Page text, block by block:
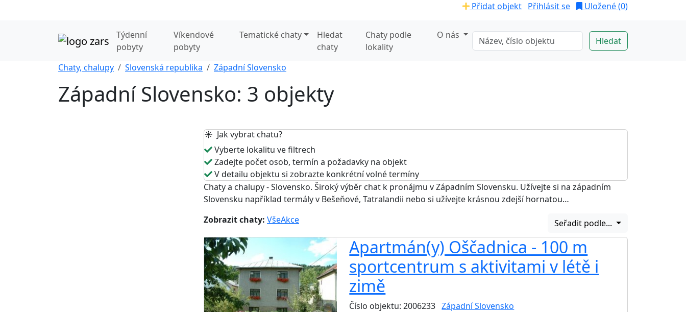
Přidat objekt Přihlásit se Uložené (0)
Týdenní
pobyty
Víkendové
pobyty
Tematické chaty
Hledat
chaty
Chaty podle
lokality
O nás
Chaty, chalupy Slovenská republika Západní Slovensko
Západní Slovensko: 3 objekty
☀️ Jak vybrat chatu?
Vyberte lokalitu ve filtrech
Zadejte počet osob, termín a požadavky na objekt
V detailu objektu si zobrazte konkrétní volné termíny
Chaty a chalupy - Slovensko. Široký výběr chat k pronájmu v Západním Slovensku. Užívejte si na západním
Slovensku například termály v Bešeňové, Tatralandii nebo si užívejte krásnou zdejší hornatou…
Zobrazit chaty: VšeAkce Seřadit podle...
Apartmán(y) Oščadnica - 100 m
sportcentrum s aktivitami v létě i
zimě
Číslo objektu: 2006233 Západní Slovensko